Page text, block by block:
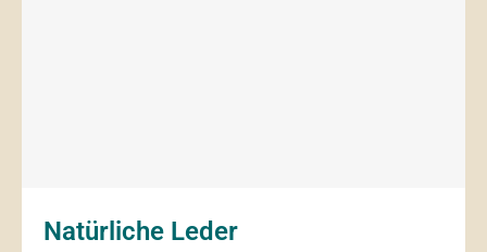
Natürliche Leder